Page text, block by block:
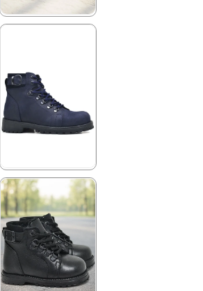
3.879,90 TRY
%42İndirim
Ücretsiz
Kargo
★ ★ ★
2.699,90 TRY
4.629,90 TRY
%42İndirim
Ücretsiz
Kargo